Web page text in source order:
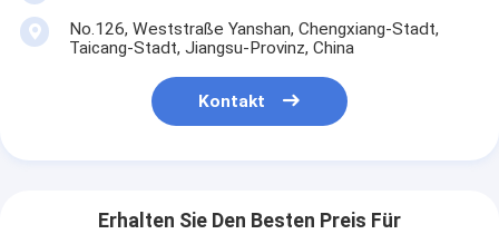
No.126, Weststraße Yanshan, Chengxiang-Stadt,
Taicang-Stadt, Jiangsu-Provinz, China
Kontakt
Erhalten Sie Den Besten Preis Für